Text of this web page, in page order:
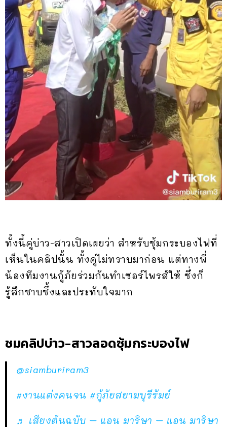
ทั้งนี้คู่บ่าว-สาวเปิดเผยว่า สำหรับซุ้มกระบองไฟที่
เห็นในคลิปนั้น ทั้งคู่ไม่ทราบมาก่อน แต่ทางพี่
น้องทีมงานกู้ภัยร่วมกันทำเซอร์ไพรส์ให้ ซึ่งก็
รู้สึกซาบซึ้งและประทับใจมาก
ชมคลิปบ่าว-สาวลอดซุ้มกระบองไฟ
@siamburiram3
#งานแต่งคนจน #กู้ภัยสยามบุรีรัมย์
♬ เสียงต้นฉบับ – แอน มาริษา – แอน มาริษา